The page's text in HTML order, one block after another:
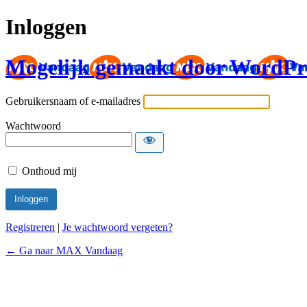
Inloggen
Mogelijk gemaakt door
Gebruikersnaam of e-mailadres
Wachtwoord
Onthoud mij
Registreren | Je wachtwoord vergeten?
← Ga naar MAX Vandaag